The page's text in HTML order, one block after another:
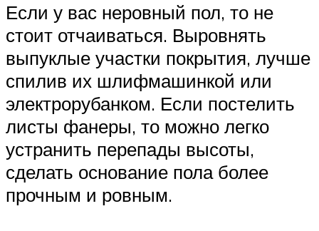
Если у вас неровный пол, то не
стоит отчаиваться. Выровнять
выпуклые участки покрытия, лучше
спилив их шлифмашинкой или
электрорубанком. Если постелить
листы фанеры, то можно легко
устранить перепады высоты,
сделать основание пола более
прочным и ровным.